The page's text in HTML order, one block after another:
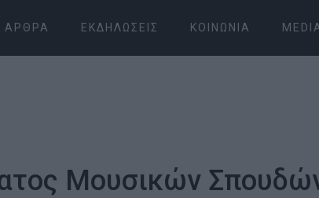
ΆΡΘΡΑ ΕΚΔΗΛΏΣΕΙΣ ΚΟΙΝΩΝΊΑ
Μουσικών